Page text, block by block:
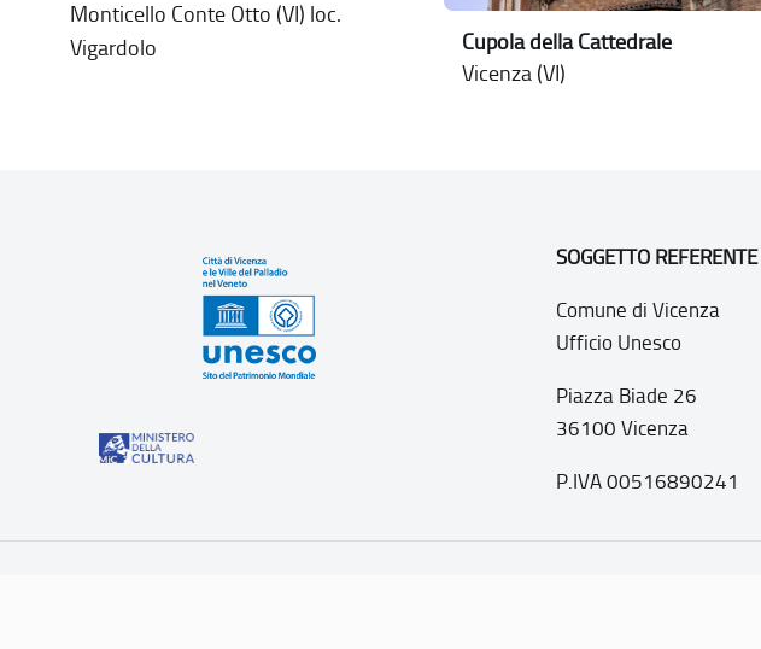
Monticello Conte Otto (VI) loc.
Vigardolo
Cupola della Cattedrale
Vicenza (VI)
SOGGETTO REFERENTE
Comune di Vicenza
Ufficio Unesco
Piazza Biade 26
36100 Vicenza
P.IVA 00516890241